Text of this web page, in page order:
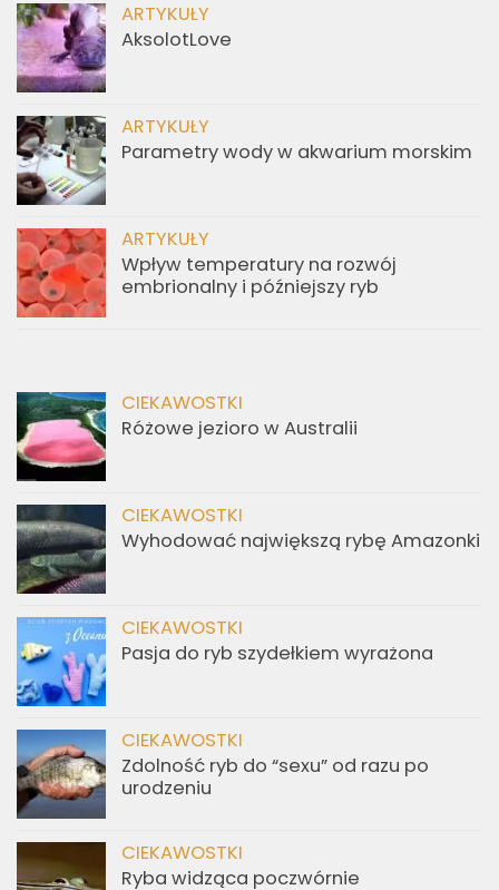
ARTYKUŁY
AksolotLove
ARTYKUŁY
Parametry wody w akwarium morskim
ARTYKUŁY
Wpływ temperatury na rozwój
embrionalny i późniejszy ryb
CIEKAWOSTKI
Różowe jezioro w Australii
CIEKAWOSTKI
Wyhodować największą rybę Amazonki
CIEKAWOSTKI
Pasja do ryb szydełkiem wyrażona
CIEKAWOSTKI
Zdolność ryb do “sexu” od razu po
urodzeniu
CIEKAWOSTKI
Ryba widząca poczwórnie